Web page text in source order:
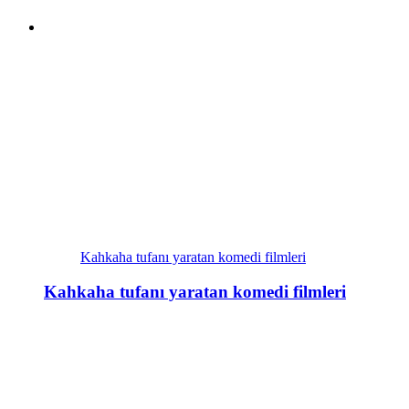
Kahkaha tufanı yaratan komedi filmleri
Kahkaha tufanı yaratan komedi filmleri